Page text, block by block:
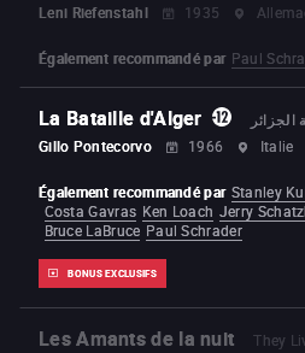
Leni Riefenstahl
1935
Également recommandé par Paul
La Bataille d'Alger
Gillo Pontecorvo
1966 Italie
BONUS EXCLUSIFS
Également recommandé par Stanley
Costa Gavras Ken Loach Jerry
Bruce LaBruce Paul Schrader
Les Amants de la nuit
They